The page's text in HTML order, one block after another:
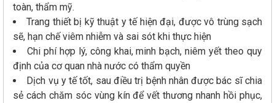
toàn, thẩm mỹ.
Trang thiết bị kỹ thuật y tế hiện đại, được vô trùng sạch
sẽ, hạn chế viêm nhiễm và sai sót khi thực hiện
Chi phí hợp lý, công khai, minh bạch, niêm yết theo quy
định của cơ quan nhà nước có thẩm quyền
Dịch vụ y tế tốt, sau điều trị bệnh nhân được bác sĩ chia
sẻ cách chăm sóc vùng kín để vết thương nhanh hồi phục,